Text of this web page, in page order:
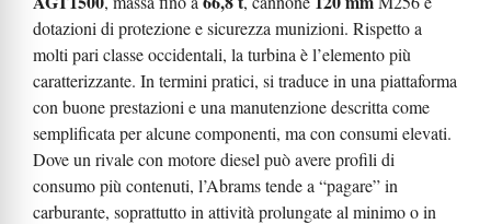
dotazioni di protezione e sicurezza munizioni. Rispetto a
molti pari classe occidentali, la turbina è l’elemento più
caratterizzante. In termini pratici, si traduce in una piattaforma
con buone prestazioni e una manutenzione descritta come
semplificata per alcune componenti, ma con consumi elevati.
Dove un rivale con motore diesel può avere profili di
consumo più contenuti, l’Abrams tende a “pagare” in
carburante, soprattutto in attività prolungate al minimo o in